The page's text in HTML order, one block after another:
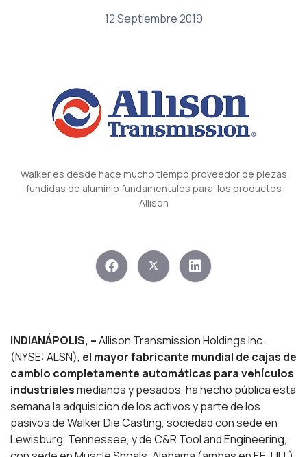
12 Septiembre 2019
Walker es desde hace mucho tiempo proveedor de piezas
fundidas de aluminio fundamentales para los productos
Allison
INDIANÁPOLIS, –Allison Transmission Holdings Inc.
(NYSE: ALSN), el mayor fabricante mundial de cajas de
cambio completamente automáticas para vehículos
industrialesmedianos y pesados, ha hecho pública esta
semana la adquisición de los activos y parte de los
pasivos de Walker Die Casting, sociedad con sede en
Lewisburg, Tennessee, y de C&R Tool and Engineering,